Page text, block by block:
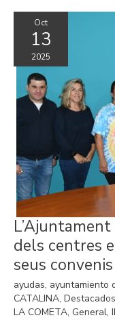
Oct
13
2025
dels centres
seus convenis
ayudas, ayuntamiento
CATALINA, Destacados
LA COMETA, General,
L’Ajuntament
del
Pinós
i
les
AFAs
centres
educatius
renoven
els